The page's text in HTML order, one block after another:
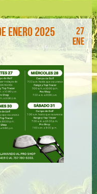
enero 2025
27
Ene